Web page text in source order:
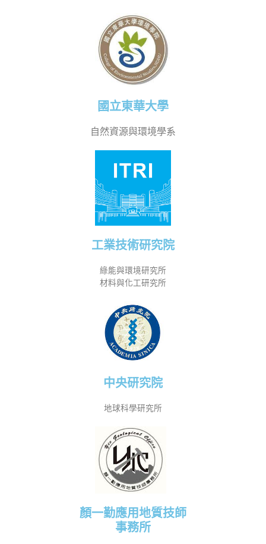
國立東華大學
自然資源與環境學系
工業技術研究院
綠能與環境研究所
材料與化工研究所
中央研究院
地球科學研究所
顏一勤應用地質技師
事務所